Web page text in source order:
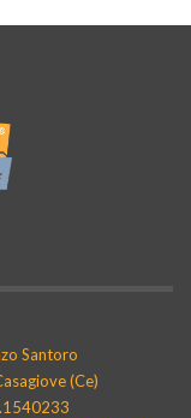
Santoro
(Ce)